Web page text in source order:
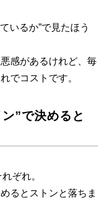
いるか”で見たほう
感があるけれど、毎
でコストです。
”で決めると
ぞれ。
るとストンと落ちま